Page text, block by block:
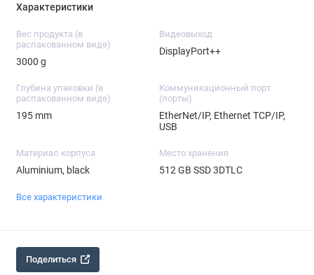
Характеристики
Вес продукта (в
распакованном виде)
3000 g
Видеовыход
DisplayPort++
Глубина упаковки (в
распакованном виде)
195 mm
Коммуникационный порт
(порты)
EtherNet/IP, Ethernet TCP/IP,
USB
Материал корпуса
Aluminium, black
Место хранения
512 GB SSD 3DTLC
Все характеристики
Поделиться